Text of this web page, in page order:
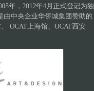
年，2012年4月正式登记为独
由中央企业华侨城集团赞助的
OCAT上海馆、OCAT西安